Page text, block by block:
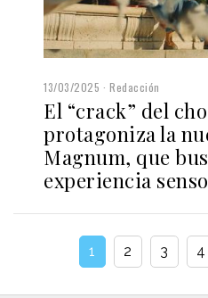
13/03/2025 Redacción
El “crack” del
protagoniza la
Magnum, que
experiencia
1 2 3 4